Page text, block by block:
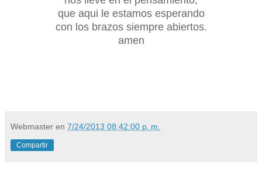
que aqui le estamos esperando
con los brazos siempre abiertos.
amen
Webmaster en 7/24/2013 08:42:00 p. m.
Compartir